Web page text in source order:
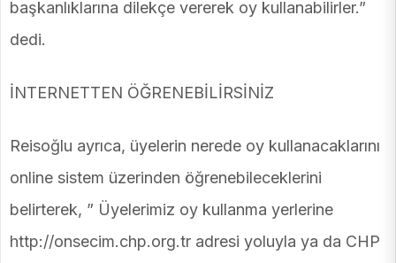
başkanlıklarına dilekçe vererek oy kullanabilirler.”
dedi.
İNTERNETTEN ÖĞRENEBİLİRSİNİZ
Reisoğlu ayrıca, üyelerin nerede oy kullanacaklarını
online sistem üzerinden öğrenebileceklerini
belirterek, ” Üyelerimiz oy kullanma yerlerine
http://onsecim.chp.org.tr adresi yoluyla ya da CHP